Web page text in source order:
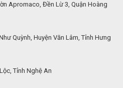
Apromaco, Đền Lừ 3, Quận Hoàng
Quỳnh, Huyện Văn Lâm, Tỉnh Hưng
Tỉnh Nghệ An